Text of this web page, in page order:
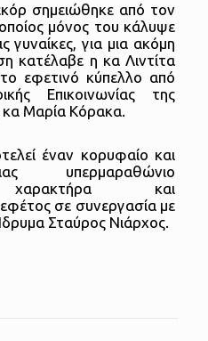
σημειώθηκε από τον
μόνος του κάλυψε
γυναίκες, για μια ακόμη
κατέλαβε η κα Λιντίτα
εφετινό κύπελλο από
Επικοινωνίας της
κα Μαρία Κόρακα.
έναν κορυφαίο και
υπερμαραθώνιο
χαρακτήρα και
σε συνεργασία με
Σταύρος Νιάρχος.